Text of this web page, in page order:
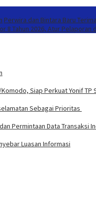
Perwira dan Bintara Baru
8 Tahun 2026, Atur
Siap Perkuat Yonif TP
Sebagai Prioritas
Permintaan Data Transaksi
Luasan Informasi